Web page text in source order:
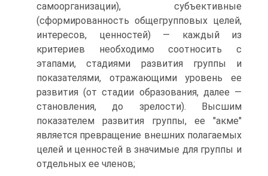
самоорганизации), субъективные
(сформированность общегрупповых целей,
интересов, ценностей) — каждый из
критериев необходимо соотносить с
этапами, стадиями развития группы и
показателями, отражающими уровень ее
развития (от стадии образования, далее —
становления, до зрелости). Высшим
показателем развития группы, ее "акме"
является превращение внешних полагаемых
целей и ценностей в значимые для группы и
отдельных ее членов;